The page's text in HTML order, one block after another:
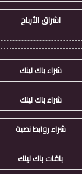
اشراق الأرباح
شراء باك لينك
شراء باك لينك
شراء روابط نصية
باقات باك لينك